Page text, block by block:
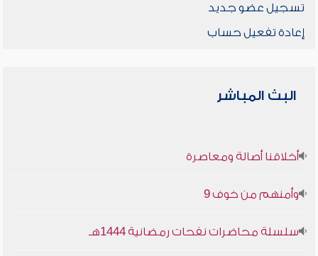
تسجيل عضو جديد
إعادة تفعيل حساب
البث المباشر
أخلاقنا أصالة ومعاصرة
وأمنهم من خوف 9
سلسلة محاضرات نفحات رمضانية 1444هـ